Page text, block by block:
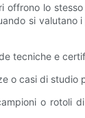
offrono lo
si valutano
tecniche e
o casi di studio
o rotoli